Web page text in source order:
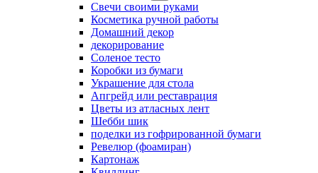
Свечи своими руками
Косметика ручной работы
Домашний декор
декорирование
Соленое тесто
Коробки из бумаги
Украшение для стола
Апгрейд или реставрация
Цветы из атласных лент
Шебби шик
поделки из гофрированной бумаги
Ревелюр (фоамиран)
Картонаж